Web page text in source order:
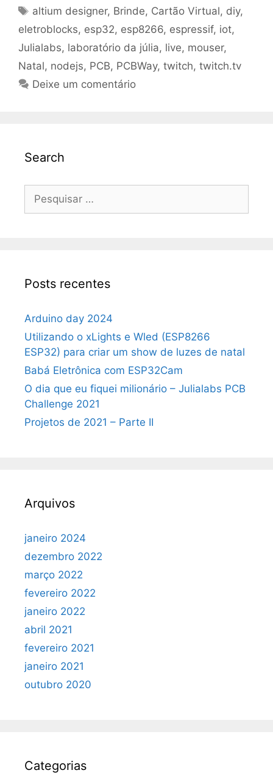
Tags
altium designer, Brinde, Cartão Virtual, diy,
eletroblocks, esp32, esp8266, espressif, iot,
Julialabs, laboratório da júlia, live, mouser,
Natal, nodejs, PCB, PCBWay, twitch, twitch.tv
Deixe um comentário
Search
Pesquisar
Posts recentes
Arduino day 2024
Utilizando o xLights e Wled (ESP8266
ESP32) para criar um show de luzes de natal
Babá Eletrônica com ESP32Cam
O dia que eu fiquei milionário – Julialabs PCB
Challenge 2021
Projetos de 2021 – Parte II
Arquivos
janeiro 2024
dezembro 2022
março 2022
fevereiro 2022
janeiro 2022
abril 2021
fevereiro 2021
janeiro 2021
outubro 2020
Categorias